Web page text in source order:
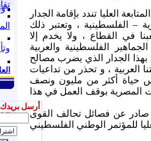
أرسل
العليا تندد بإقامة الجدار
– الفلسطينية ، وتعتبر ذلك
في القطاع ، ولا يخدم إلا
الفلسطينية والعربية
الجدار الذي يضرب مصالح
العربية ، و تحذر من تداعيات
حياة أكثر من مليون ونصف
بوقف العمل في هذا
عن فصائل تحالف القوى
للمؤتمر الوطني الفلسطيني